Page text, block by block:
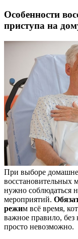
Особенности
приступа на
При выборе
восстановительных
нужно соблюдаться
мероприятий.
режим всё время,
важное правило, без
просто невозможно.